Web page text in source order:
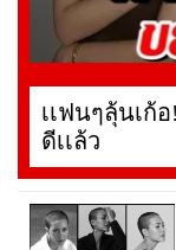
เเฟนๆลุ้นเก้
ดีเเล้ว